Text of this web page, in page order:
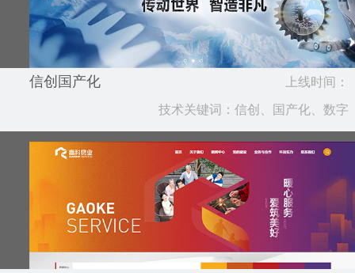
信创国产化 上线时间：
2026.04
技术关键词：信创、国产化、数字